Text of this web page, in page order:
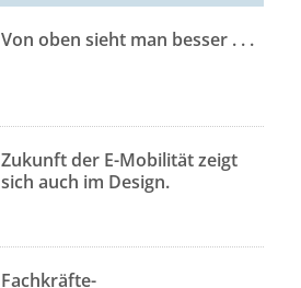
Von oben sieht man besser . . .
Zukunft der E-Mobilität zeigt
sich auch im Design.
Fachkräfte-